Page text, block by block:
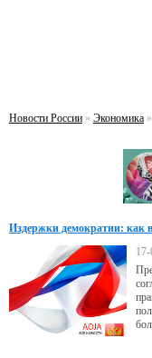
Новости России » Экономика
Издержки демократии: как